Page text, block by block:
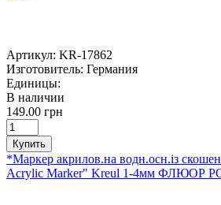
Артикул: KR-17862
Изготовитель: Германия
Единицы:
В наличии
149.00 грн
Купить
*Маркер акрилов.на водн.осн.із
Acrylic Marker" Kreul 1-4мм ФЛЮОР